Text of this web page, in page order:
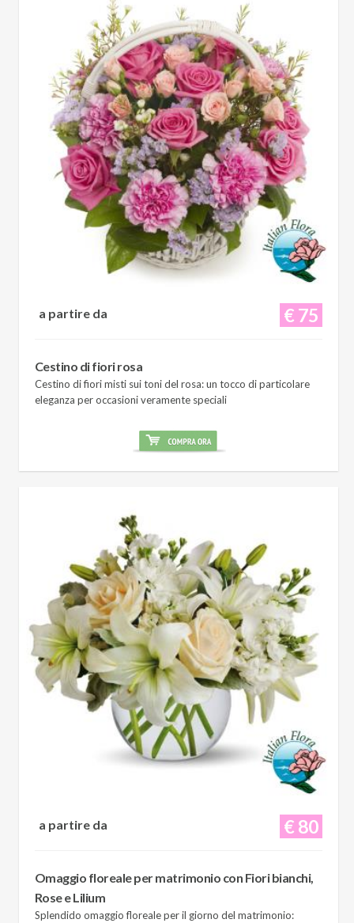
€ 75
a partire da
Cestino di fiori rosa
Cestino di fiori misti sui toni del rosa: un tocco di particolare
eleganza per occasioni veramente speciali
€ 80
a partire da
Omaggio floreale per matrimonio con Fiori bianchi,
Rose e Lilium
Splendido omaggio floreale per il giorno del matrimonio: